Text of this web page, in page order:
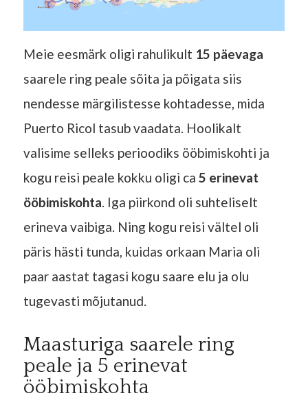
Meie eesmärk oligi rahulikult 15 päevaga
saarele ring peale sõita ja põigata siis
nendesse märgilistesse kohtadesse, mida
Puerto Ricol tasub vaadata. Hoolikalt
valisime selleks perioodiks ööbimiskohti ja
kogu reisi peale kokku oligi ca 5 erinevat
ööbimiskohta. Iga piirkond oli suhteliselt
erineva vaibiga. Ning kogu reisi vältel oli
päris hästi tunda, kuidas orkaan Maria oli
paar aastat tagasi kogu saare elu ja olu
tugevasti mõjutanud.
Maasturiga saarele ring
peale ja 5 erinevat
ööbimiskohta